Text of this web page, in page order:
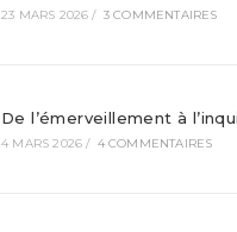
23 MARS 2026 / 3 COMMENTAIRES
De l’émerveillement à
4 MARS 2026 / 4 COMMENTAIRES